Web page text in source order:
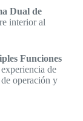
Dual de
interior al
Funciones
de
operación y